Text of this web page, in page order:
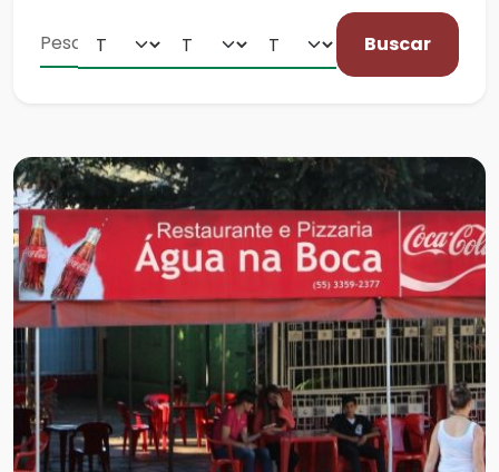
Buscar